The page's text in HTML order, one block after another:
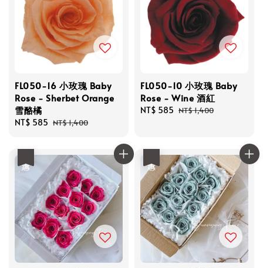
FL050-16 小玫瑰 Baby
Rose - Sherbet Orange
雪酪橘
Sale
NT$ 585 Regular
NT$ 1,400
FL050-10 小玫瑰 Baby
Rose - Wine 酒紅
Sale
NT$ 585 Regular
NT$ 1,400